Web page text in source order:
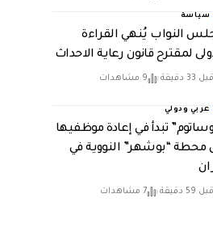
سياسة
النواب يُنهي القراءة
لمقترح قانون رعاية الاحداث
33 دقيقة 9 مشاهدات
عربي ودولي
تبدأ في إعادة موظفيها
محطة “بوشهر” النووية في
59 دقيقة 7 مشاهدات